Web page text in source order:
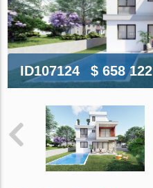
ID107124 $ 658 122